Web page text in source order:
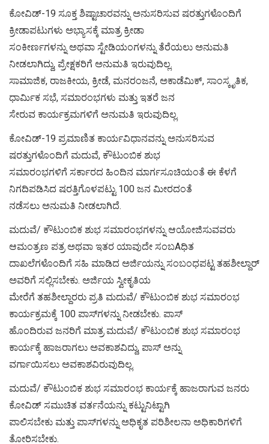
ಕೋವಿಡ್-19 ಸೂಕ್ತ ಶಿಷ್ಟಾಚಾರವನ್ನು ಅನುಸರಿಸುವ ಷರತ್ತುಗಳೊಂದಿಗೆ
ಕ್ರೀಡಾಪಟುಗಳು ಅಭ್ಯಾಸಕ್ಕೆ ಮಾತ್ರ ಕ್ರೀಡಾ
ಸಂಕೀರ್ಣಗಳನ್ನು ಅಥವಾ ಸ್ಟೇಡಿಯಂಗಳನ್ನು ತೆರೆಯಲು ಅನುಮತಿ
ನೀಡಲಾಗಿದ್ದು, ಪ್ರೇಕ್ಷಕರಿಗೆ ಅನುಮತಿ ಇರುವುದಿಲ್ಲ.
ಸಾಮಾಜಿಕ, ರಾಜಕೀಯ, ಕ್ರೀಡೆ, ಮನರಂಜನೆ, ಅಕಾಡೆಮಿಕ್, ಸಾಂಸ್ಕೃತಿಕ,
ಧಾರ್ಮಿಕ ಸಭೆ, ಸಮಾರಂಭಗಳು ಮತ್ತು ಇತರೆ ಜನ
ಸೇರುವ ಕಾರ್ಯಕ್ರಮಗಳಿಗೆ ಅನುಮತಿ ಇರುವುದಿಲ್ಲ.
ಕೋವಿಡ್-19 ಪ್ರಮಾಣಿತ ಕಾರ್ಯವಿಧಾನವನ್ನು ಅನುಸರಿಸುವ
ಷರತ್ತುಗಳೊಂದಿಗೆ ಮದುವೆ, ಕೌಟುಂಬಿಕ ಶುಭ
ಸಮಾರಂಭಗಳಿಗೆ ಸರ್ಕಾರದ ಹಿಂದಿನ ಮಾರ್ಗಸೂಚಿಯಂತೆ ಈ ಕೆಳಗೆ
ನಿಗದಿಪಡಿಸಿದ ಷರತ್ತಿಗೊಳಪಟ್ಟು 100 ಜನ ಮೀರದಂತೆ
ನಡೆಸಲು ಅನುಮತಿ ನೀಡಲಾಗಿದೆ.
ಮದುವೆ/ ಕೌಟುಂಬಿಕ ಶುಭ ಸಮಾರಂಭಗಳನ್ನು ಆಯೋಜಿಸುವವರು
ಆಮಂತ್ರಣ ಪತ್ರ ಅಥವಾ ಇತರ ಯಾವುದೇ ಸಂಬAಧಿತ
ದಾಖಲೆಗಳೊಂದಿಗೆ ಸಹಿ ಮಾಡಿದ ಅರ್ಜಿಯನ್ನು ಸಂಬಂಧಪಟ್ಟ ತಹಶೀಲ್ದಾರ್
ಅವರಿಗೆ ಸಲ್ಲಿಸಬೇಕು. ಅರ್ಜಿಯ ಸ್ವೀಕೃತಿಯ
ಮೇರೆಗೆ ತಹಶೀಲ್ದಾರರು ಪ್ರತಿ ಮದುವೆ/ ಕೌಟುಂಬಿಕ ಶುಭ ಸಮಾರಂಭ
ಕಾರ್ಯಕ್ರಮಕ್ಕೆ 100 ಪಾಸ್‌ಗಳನ್ನು ನೀಡಬೇಕು. ಪಾಸ್
ಹೊಂದಿರುವ ಜನರಿಗೆ ಮಾತ್ರ ಮದುವೆ/ ಕೌಟುಂಬಿಕ ಶುಭ ಸಮಾರಂಭ
ಕಾರ್ಯಕ್ಕೆ ಹಾಜರಾಗಲು ಅವಕಾಶವಿದ್ದು, ಪಾಸ್ ಅನ್ನು
ವರ್ಗಾಯಿಸಲು ಅವಕಾಶವಿರುವುದಿಲ್ಲ.
ಮದುವೆ/ ಕೌಟುಂಬಿಕ ಶುಭ ಸಮಾರಂಭ ಕಾರ್ಯಕ್ಕೆ ಹಾಜರಾಗುವ ಜನರು
ಕೋವಿಡ್ ಸಮುಚಿತ ವರ್ತನೆಯನ್ನು ಕಟ್ಟುನಿಟ್ಟಾಗಿ
ಪಾಲಿಸಬೇಕು ಮತ್ತು ಪಾಸ್‌ಗಳನ್ನು ಅಧಿಕೃತ ಪರಿಶೀಲನಾ ಅಧಿಕಾರಿಗಳಿಗೆ
ತೋರಿಸಬೇಕು.